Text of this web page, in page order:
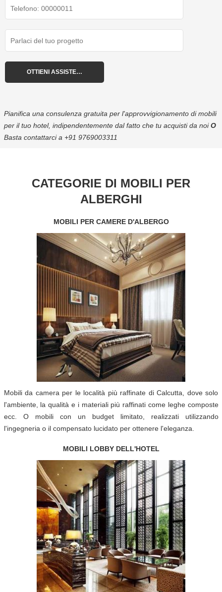
Pianifica una consulenza gratuita per l'approvvigionamento di mobili
per il tuo hotel, indipendentemente dal fatto che tu acquisti da noiO
Basta contattarci a +91 9769003311
CATEGORIE DI MOBILI PER
ALBERGHI
MOBILI PER CAMERE D'ALBERGO
Mobili da camera per le località più raffinate di Calcutta, dove solo
l'ambiente, la qualità e i materiali più raffinati come leghe composte
ecc. O mobili con un budget limitato, realizzati utilizzando
l'ingegneria o il compensato lucidato per ottenere l'eleganza.
MOBILI LOBBY DELL'HOTEL